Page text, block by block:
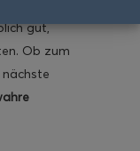
gut,
Ob zum